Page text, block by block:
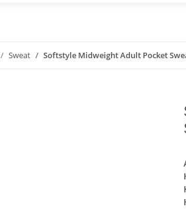
Sweat Softstyle Midweight Adult Pocket